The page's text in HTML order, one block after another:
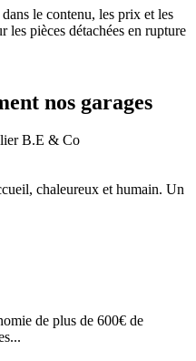
le contenu, les prix et les
pièces détachées en rupture
nos garages
B.E & Co
chaleureux et humain. Un
de plus de 600€ de